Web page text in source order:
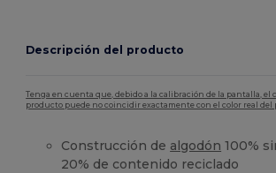
Descripción del producto
Tenga en cuenta que, debido a la calibración de la pantalla, el
producto puede no coincidir exactamente con el color real del
Construcción de algodón 100%
20% de contenido reciclado